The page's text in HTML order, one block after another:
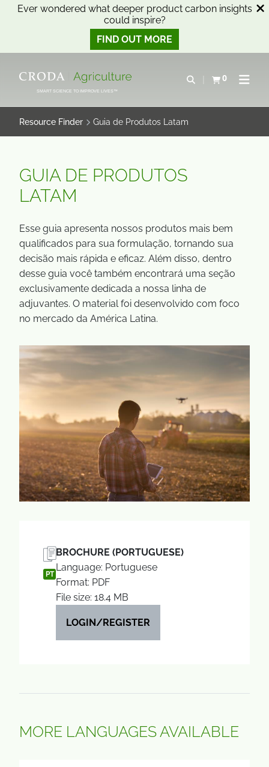
Ever wondered what deeper product carbon insights
could inspire?
FIND OUT MORE
CONTENTSMART SCIENCE TO IMPROVE LIVES™
Open search
0
View basketOpen
Resource Finder Guia de Produtos Latam
GUIA DE PRODUTOS
LATAM
Esse guia apresenta nossos produtos mais bem
qualificados para sua formulação, tornando sua
decisão mais rápida e eficaz. Além disso, dentro
desse guia você também encontrará uma seção
exclusivamente dedicada a nossa linha de
adjuvantes. O material foi desenvolvido com foco
no mercado da América Latina.
PT
BROCHURE (PORTUGUESE)
Language: Portuguese
Format: PDF
File size: 18.4 MB
LOGIN/REGISTER
MORE LANGUAGES AVAILABLE